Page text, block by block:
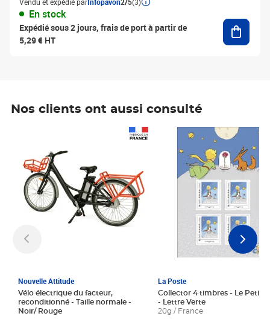
En stock
Expédié sous 2 jours, frais de port à partir de
5,29 € HT
Nos clients ont aussi consulté
Nouvelle Attitude
Vélo électrique du facteur,
reconditionné - Taille normale -
Noir/ Rouge
La Poste
Collector 4 timbres - Le Petit
- Lettre Verte
20g / France
Prix 6,25€ HT